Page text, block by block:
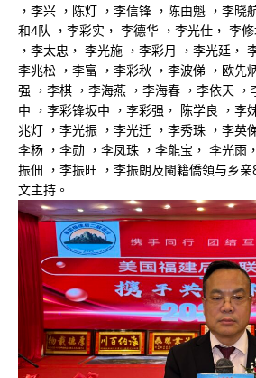
，李兴 ，陈灯 ，李信锋 ，陈由魁 ，李晓
和4队 ，李彩实， 李德华 ，李光仕， 李
，李太忠， 李光施 ，李彩月 ，李光廷，
李兆松 ，李富 ，李彩秋 ，李波俤 ，欧先
强 ，李棋 ，李海燕 ，李海春 ，李依天
中 ，李彩锋坂中 ，李彩强， 陈学良 ，李
兆灯 ，李光振 ，李光迁 ，李秀珠 ，李英
李杨 ，李勋 ，李凤珠 ，李能宝， 李光雨
振佃 ，李振旺 ，李振朗及閩籍僑領与乡
文主持。